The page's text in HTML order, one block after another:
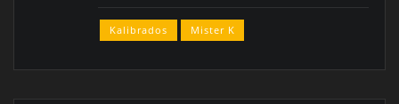
Kalibrados Mister K